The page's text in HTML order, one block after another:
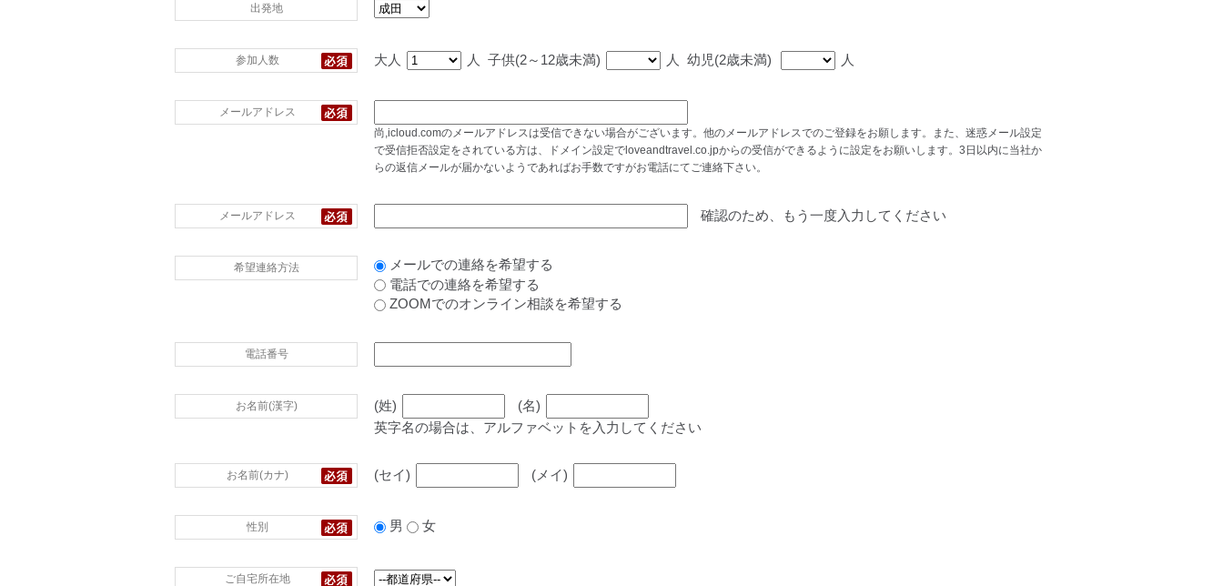
出発地
参加人数 大人 人 子供(2～12歳未満) 人 幼児(2歳未満) 人
メールアドレス
尚,icloud.comのメールアドレスは受信できない場合がございます。他のメールアドレスでのご登録をお願します。また、迷惑メール設定
で受信拒否設定をされている方は、ドメイン設定でloveandtravel.co.jpからの受信ができるように設定をお願いします。3日以内に当社か
らの返信メールが届かないようであればお手数ですがお電話にてご連絡下さい。
メールアドレス 確認のため、もう一度入力してください
希望連絡方法
メールでの連絡を希望する
電話での連絡を希望する
ZOOMでのオンライン相談を希望する
電話番号
お名前(漢字) (姓)
(名)
英字名の場合は、アルファベットを入力してください
お名前(カナ) (セイ) (メイ)
性別 男 女
ご自宅所在地